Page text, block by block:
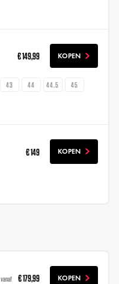
€ 149,99 KOPEN
43 44 44.5
45
€ 149 KOPEN
vanaf € 179,99 KOPEN